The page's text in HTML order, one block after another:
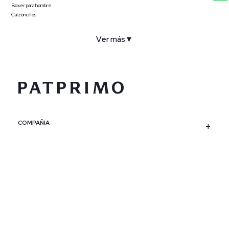
Boxer para hombre
Calzoncillos
Ver más ▼
COMPAÑÍA